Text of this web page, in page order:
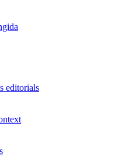
editorials